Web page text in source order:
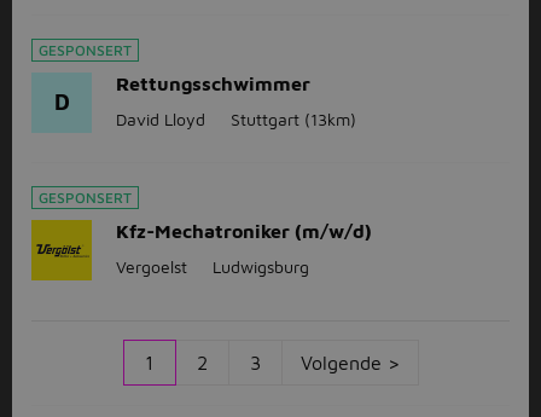
GESPONSERT
D
Rettungsschwimmer
David Lloyd Stuttgart (13km)
GESPONSERT
Kfz-Mechatroniker (m/w/d)
Vergoelst Ludwigsburg
1 2 3 Volgende >